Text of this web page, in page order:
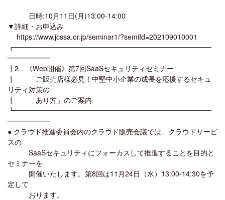
日時:10月11日(月)13:00-14:00
▼詳細・お申込み
https://www.jcssa.or.jp/seminar1/?semiId=202109010001
┏━━━━━━━━━━━━━━━━━━━━━━━━━━━━
━━━━━━
┃2．《Web開催》第7回SaaSセキュリティセミナー
┃ 「ご販売店様必見！中堅中小企業の成長を応援するセキュ
リティ対策の
┃ あり方」のご案内
┗━━━━━━━━━━━━━━━━━━━━━━━━━━━━
━━━━━━
● クラウド推進委員会内のクラウド販売会議では、クラウドサービ
スの
SaaSセキュリティにフォーカスして推進することを目的と
セミナーを
開催いたします。第8回は11月24日（水）13:00-14:30を予
定して
おります。